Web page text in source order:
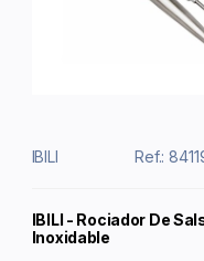
IBILI Ref.:
IBILI - Rociador De
Inoxidable